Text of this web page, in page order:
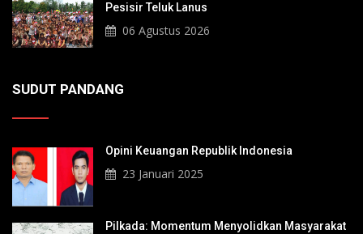
Pesisir Teluk Lanus
06 Agustus 2026
SUDUT PANDANG
Opini Keuangan Republik Indonesia
23 Januari 2025
Pilkada: Momentum Menyolidkan Masyarakat